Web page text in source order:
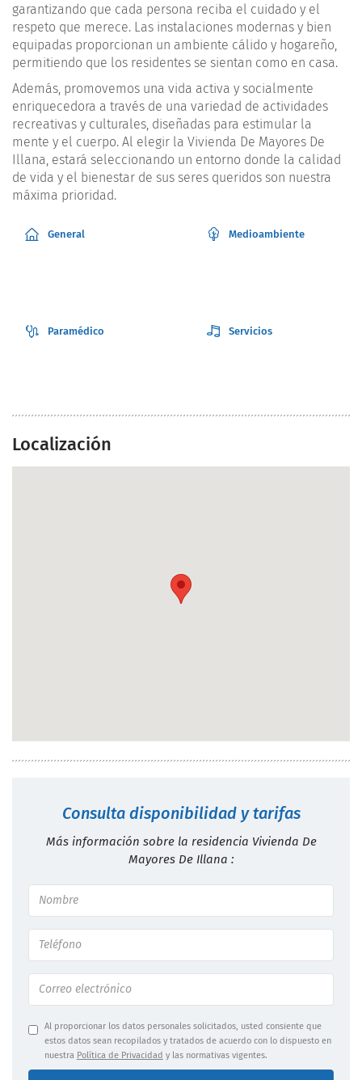
garantizando que cada persona reciba el cuidado y el
respeto que merece. Las instalaciones modernas y bien
equipadas proporcionan un ambiente cálido y hogareño,
permitiendo que los residentes se sientan como en casa.
Además, promovemos una vida activa y socialmente
enriquecedora a través de una variedad de actividades
recreativas y culturales, diseñadas para estimular la
mente y el cuerpo. Al elegir la Vivienda De Mayores De
Illana, estará seleccionando un entorno donde la calidad
de vida y el bienestar de sus seres queridos son nuestra
máxima prioridad.
General Medioambiente
Paramédico Servicios
Localización
Consulta disponibilidad y tarifas
Más información sobre la residencia Vivienda De
Mayores De Illana :
Al proporcionar los datos personales solicitados, usted consiente que
estos datos sean recopilados y tratados de acuerdo con lo dispuesto en
nuestra Política de Privacidad y las normativas vigentes.